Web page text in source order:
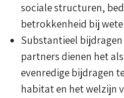
sociale structuren,
betrokkenheid bij
Substantieel
partners dienen het
evenredige bijdragen
habitat en het welzijn